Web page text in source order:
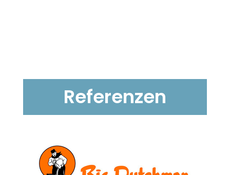
Referenzen